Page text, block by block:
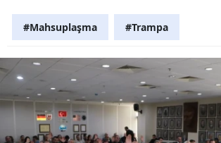
#Mahsuplaşma #Trampa